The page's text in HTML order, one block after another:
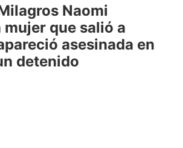
Naomi
mujer que salió a
asesinada en
detenido